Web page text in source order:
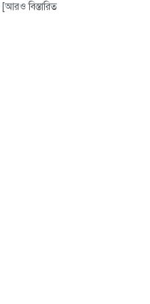
[আরও বিস্তারিত